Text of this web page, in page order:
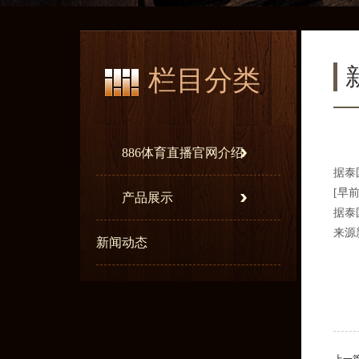
栏目分类
886体育直播官网介绍
产品展示
新闻动态
据泰
[早
据泰
来源